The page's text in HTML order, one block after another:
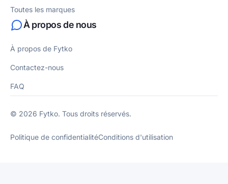
Toutes les marques
À propos de nous
À propos de Fytko
Contactez-nous
FAQ
© 2026 Fytko. Tous droits réservés.
Politique de confidentialitéConditions d'utilisation